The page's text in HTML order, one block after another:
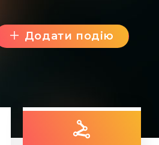
Додати подію